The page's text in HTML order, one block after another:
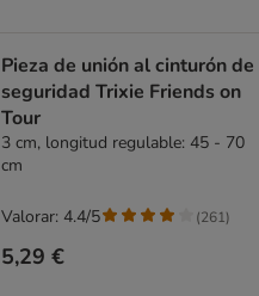
Pieza de unión al cinturón de
seguridad Trixie Friends on
Tour
3 cm, longitud regulable: 45 - 70
cm
5,29 €
Valorar: 4.4/5 (261)